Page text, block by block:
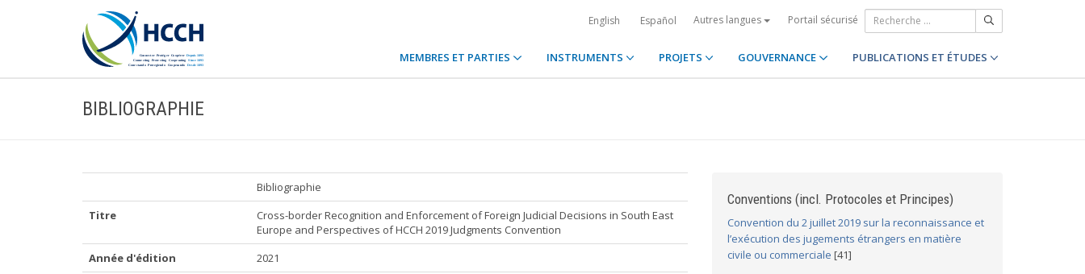
English Español Autres langues Portail sécurisé
MEMBRES ET PARTIES INSTRUMENTS PROJETS GOUVERNANCE PUBLICATIONS ET ÉTUDES
BIBLIOGRAPHIE
Bibliographie
Titre
Cross-border Recognition and Enforcement of Foreign Judicial Decisions in South East
Europe and Perspectives of HCCH 2019 Judgments Convention
Année d'édition
2021
Conventions (incl. Protocoles et Principes)
Convention du 2 juillet 2019 sur la reconnaissance et
l’exécution des jugements étrangers en matière
civile ou commerciale [41]